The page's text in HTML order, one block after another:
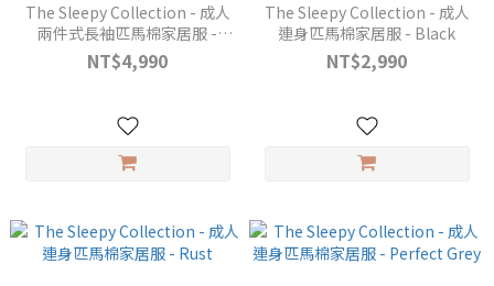
The Sleepy Collection - 成人
兩件式長袖匹馬棉家居服 -
Midnight Blue
NT$4,990
The Sleepy Collection - 成人
連身匹馬棉家居服 - Black
NT$2,990